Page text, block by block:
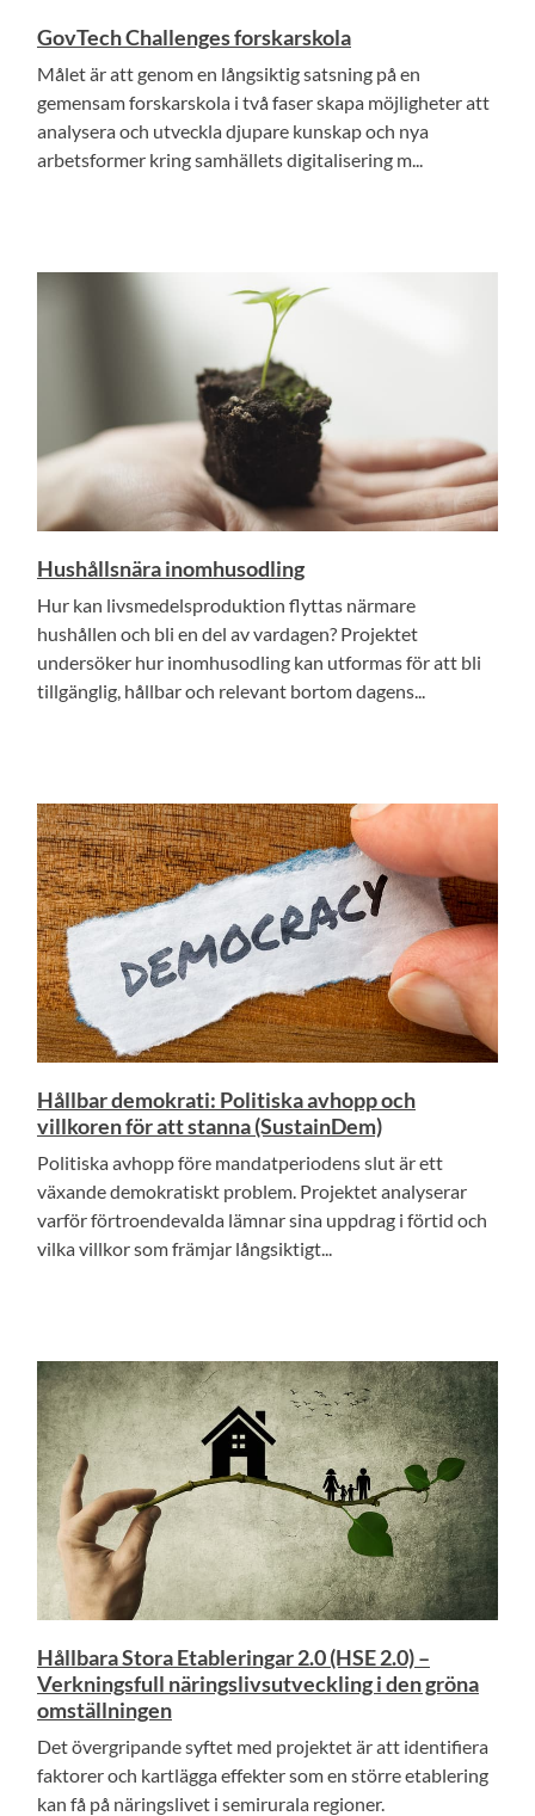
GovTech Challenges forskarskola
Målet är att genom en långsiktig satsning på en
gemensam forskarskola i två faser skapa möjligheter att
analysera och utveckla djupare kunskap och nya
arbetsformer kring samhällets digitalisering m...
Hushållsnära inomhusodling
Hur kan livsmedelsproduktion flyttas närmare
hushållen och bli en del av vardagen? Projektet
undersöker hur inomhusodling kan utformas för att bli
tillgänglig, hållbar och relevant bortom dagens...
Hållbar demokrati: Politiska avhopp och
villkoren för att stanna (SustainDem)
Politiska avhopp före mandatperiodens slut är ett
växande demokratiskt problem. Projektet analyserar
varför förtroendevalda lämnar sina uppdrag i förtid och
vilka villkor som främjar långsiktigt...
Hållbara Stora Etableringar 2.0 (HSE 2.0) –
Verkningsfull näringslivsutveckling i den gröna
omställningen
Det övergripande syftet med projektet är att identifiera
faktorer och kartlägga effekter som en större etablering
kan få på näringslivet i semirurala regioner.